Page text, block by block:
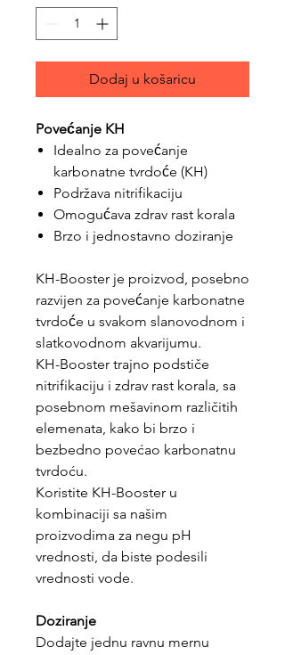
Dodaj u košaricu
Povećanje KH
Idealno za povećanje
karbonatne tvrdoće (KH)
Podržava nitrifikaciju
Omogućava zdrav rast korala
Brzo i jednostavno doziranje
KH-Booster je proizvod, posebno
razvijen za povećanje karbonatne
tvrdoće u svakom slanovodnom i
slatkovodnom akvarijumu.
KH-Booster trajno podstiče
nitrifikaciju i zdrav rast korala, sa
posebnom mešavinom različitih
elemenata, kako bi brzo i
bezbedno povećao karbonatnu
tvrdoću.
Koristite KH-Booster u
kombinaciji sa našim
proizvodima za negu pH
vrednosti, da biste podesili
vrednosti vode.
Doziranje
Dodajte jednu ravnu mernu